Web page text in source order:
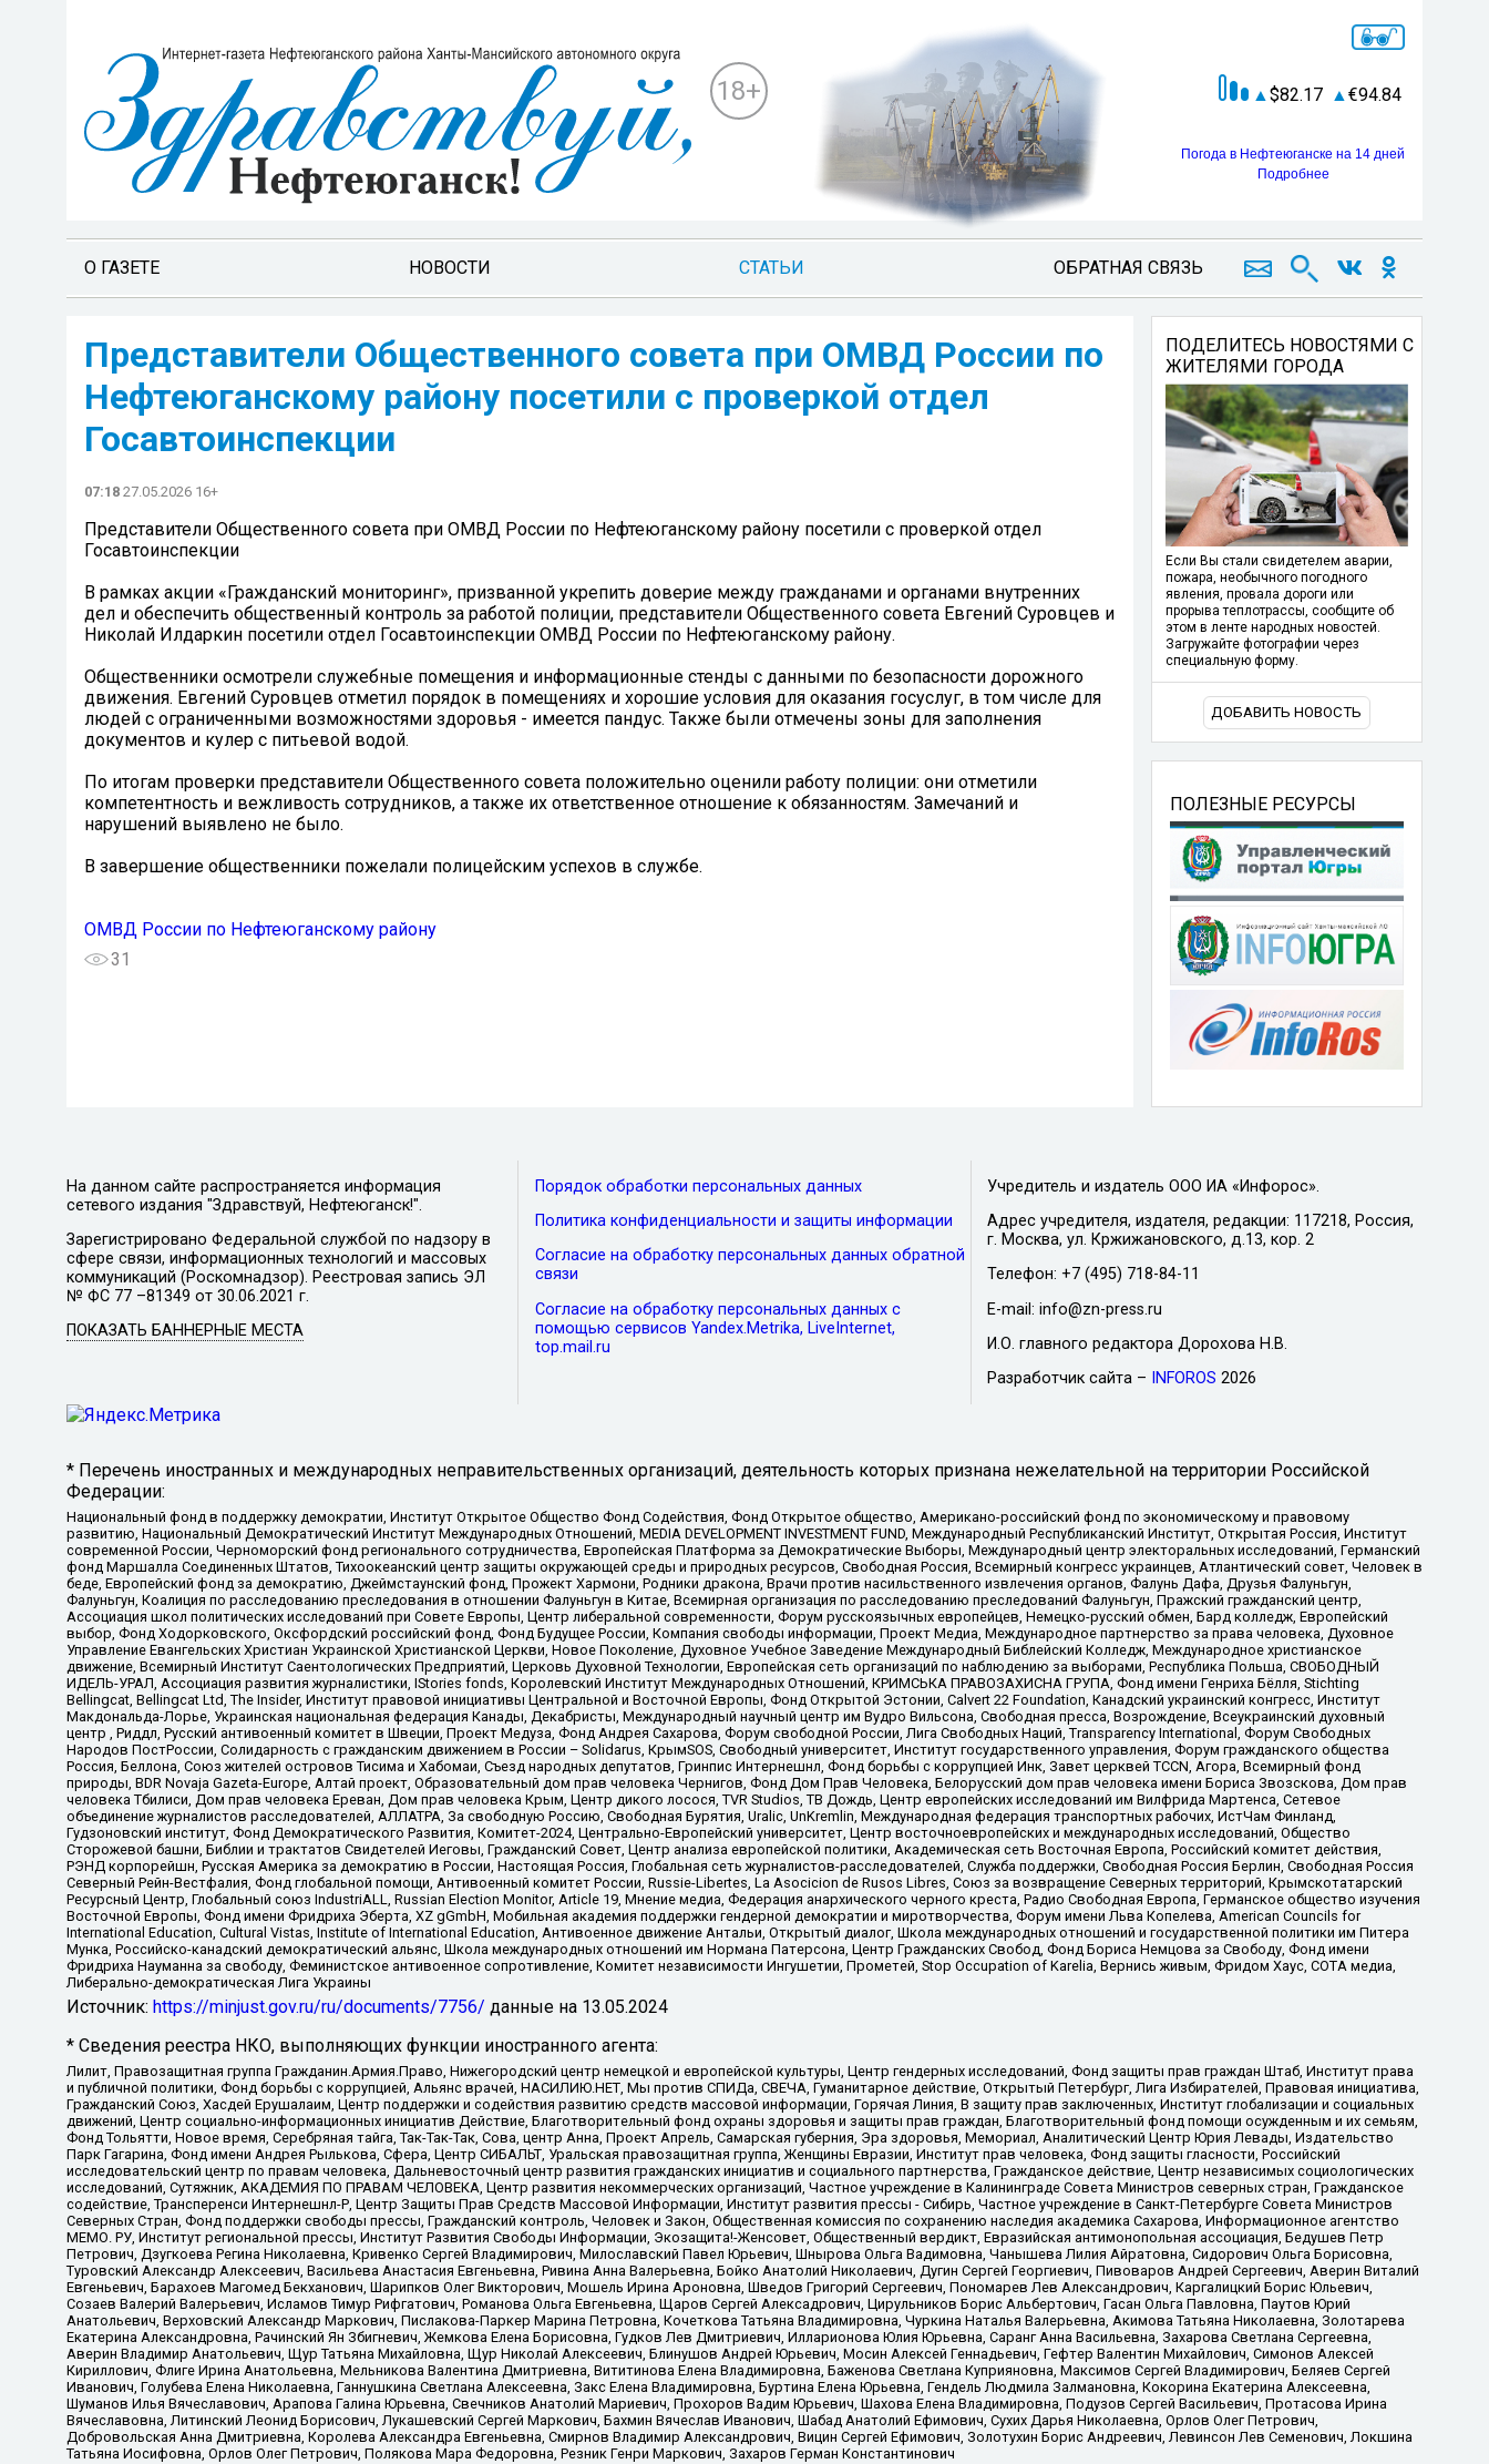
18+ 82.17 94.84
Погода в Нефтеюганске на 14 дней
Подробнее
О ГАЗЕТЕ НОВОСТИ СТАТЬИ ОБРАТНАЯ СВЯЗЬ
Представители Общественного совета при ОМВД России по
Нефтеюганскому району посетили с проверкой отдел
Госавтоинспекции
07:18 27.05.2026 16+
Представители Общественного совета при ОМВД России по Нефтеюганскому району посетили с проверкой отдел
Госавтоинспекции
В рамках акции «Гражданский мониторинг», призванной укрепить доверие между гражданами и органами внутренних
дел и обеспечить общественный контроль за работой полиции, представители Общественного совета Евгений Суровцев и
Николай Илдаркин посетили отдел Госавтоинспекции ОМВД России по Нефтеюганскому району.
Общественники осмотрели служебные помещения и информационные стенды с данными по безопасности дорожного
движения. Евгений Суровцев отметил порядок в помещениях и хорошие условия для оказания госуслуг, в том числе для
людей с ограниченными возможностями здоровья - имеется пандус. Также были отмечены зоны для заполнения
документов и кулер с питьевой водой.
По итогам проверки представители Общественного совета положительно оценили работу полиции: они отметили
компетентность и вежливость сотрудников, а также их ответственное отношение к обязанностям. Замечаний и
нарушений выявлено не было.
В завершение общественники пожелали полицейским успехов в службе.
ОМВД России по Нефтеюганскому району
31
ПОДЕЛИТЕСЬ НОВОСТЯМИ С
ЖИТЕЛЯМИ ГОРОДА
Если Вы стали свидетелем аварии,
пожара, необычного погодного
явления, провала дороги или
прорыва теплотрассы, сообщите об
этом в ленте народных новостей.
Загружайте фотографии через
специальную форму.
ДОБАВИТЬ НОВОСТЬ
ПОЛЕЗНЫЕ РЕСУРСЫ
На данном сайте распространяется информация
сетевого издания "Здравствуй, Нефтеюганск!".
Зарегистрировано Федеральной службой по надзору в
сфере связи, информационных технологий и массовых
коммуникаций (Роскомнадзор). Реестровая запись ЭЛ
№ ФС 77 –81349 от 30.06.2021 г.
ПОКАЗАТЬ БАННЕРНЫЕ МЕСТА
Порядок обработки персональных данных
Политика конфиденциальности и защиты информации
Согласие на обработку персональных данных обратной
связи
Согласие на обработку персональных данных с
помощью сервисов Yandex.Metrika, LiveInternet,
top.mail.ru
Учредитель и издатель ООО ИА «Инфорос».
Адрес учредителя, издателя, редакции: 117218, Россия,
г. Москва, ул. Кржижановского, д.13, кор. 2
Телефон: +7 (495) 718-84-11
E-mail: info@zn-press.ru
И.О. главного редактора Дорохова Н.В.
Разработчик сайта – INFOROS 2026
* Перечень иностранных и международных неправительственных организаций, деятельность которых признана нежелательной на территории Российской
Федерации:
Национальный фонд в поддержку демократии, Институт Открытое Общество Фонд Содействия, Фонд Открытое общество, Американо-российский фонд по экономическому и правовому
развитию, Национальный Демократический Институт Международных Отношений, MEDIA DEVELOPMENT INVESTMENT FUND, Международный Республиканский Институт, Открытая Россия, Институт
современной России, Черноморский фонд регионального сотрудничества, Европейская Платформа за Демократические Выборы, Международный центр электоральных исследований, Германский
фонд Маршалла Соединенных Штатов, Тихоокеанский центр защиты окружающей среды и природных ресурсов, Свободная Россия, Всемирный конгресс украинцев, Атлантический совет, Человек в
беде, Европейский фонд за демократию, Джеймстаунский фонд, Прожект Хармони, Родники дракона, Врачи против насильственного извлечения органов, Фалунь Дафа, Друзья Фалуньгун,
Фалуньгун, Коалиция по расследованию преследования в отношении Фалуньгун в Китае, Всемирная организация по расследованию преследований Фалуньгун, Пражский гражданский центр,
Ассоциация школ политических исследований при Совете Европы, Центр либеральной современности, Форум русскоязычных европейцев, Немецко-русский обмен, Бард колледж, Европейский
выбор, Фонд Ходорковского, Оксфордский российский фонд, Фонд Будущее России, Компания свободы информации, Проект Медиа, Международное партнерство за права человека, Духовное
Управление Евангельских Христиан Украинской Христианской Церкви, Новое Поколение, Духовное Учебное Заведение Международный Библейский Колледж, Международное христианское
движение, Всемирный Институт Саентологических Предприятий, Церковь Духовной Технологии, Европейская сеть организаций по наблюдению за выборами, Республика Польша, СВОБОДНЫЙ
ИДЕЛЬ-УРАЛ, Ассоциация развития журналистики, IStories fonds, Королевский Институт Международных Отношений, КРИМСЬКА ПРАВОЗАХИСНА ГРУПА, Фонд имени Генриха Бёлля, Stichting
Bellingcat, Bellingcat Ltd, The Insider, Институт правовой инициативы Центральной и Восточной Европы, Фонд Открытой Эстонии, Calvert 22 Foundation, Канадский украинский конгресс, Институт
Макдональда-Лорье, Украинская национальная федерация Канады, Декабристы, Международный научный центр им Вудро Вильсона, Свободная пресса, Возрождение, Всеукраинский духовный
центр , Риддл, Русский антивоенный комитет в Швеции, Проект Медуза, Фонд Андрея Сахарова, Форум свободной России, Лига Свободных Наций, Transparеncy International, Форум Свободных
Народов ПостРоссии, Солидарность с гражданским движением в России – Solidarus, КрымSOS, Свободный университет, Институт государственного управления, Форум гражданского общества
Россия, Беллона, Союз жителей островов Тисима и Хабомаи, Съезд народных депутатов, Гринпис Интернешнл, Фонд борьбы с коррупцией Инк, Завет церквей TCCN, Агора, Всемирный фонд
природы, BDR Novaja Gazeta-Europe, Алтай проект, Образовательный дом прав человека Чернигов, Фонд Дом Прав Человека, Белорусский дом прав человека имени Бориса Звозскова, Дом прав
человека Тбилиси, Дом прав человека Ереван, Дом прав человека Крым, Центр дикого лосося, TVR Studios, ТВ Дождь, Центр европейских исследований им Вилфрида Мартенса, Сетевое
объединение журналистов расследователей, АЛЛАТРА, За свободную Россию, Свободная Бурятия, Uralic, UnKremlin, Международная федерация транспортных рабочих, ИстЧам Финланд,
Гудзоновский институт, Фонд Демократического Развития, Комитет-2024, Центрально-Европейский университет, Центр восточноевропейских и международных исследований, Общество
Сторожевой башни, Библии и трактатов Свидетелей Иеговы, Гражданский Совет, Центр анализа европейской политики, Академическая сеть Восточная Европа, Российский комитет действия,
РЭНД корпорейшн, Русская Америка за демократию в России, Настоящая Россия, Глобальная сеть журналистов-расследователей, Служба поддержки, Свободная Россия Берлин, Свободная Россия
Северный Рейн-Вестфалия, Фонд глобальной помощи, Антивоенный комитет России, Russie-Libertes, La Asocicion de Rusos Libres, Союз за возвращение Северных территорий, Крымскотатарский
Ресурсный Центр, Глобальный союз IndustriALL, Russian Election Monitor, Article 19, Мнение медиа, Федерация анархического черного креста, Радио Свободная Европа, Германское общество изучения
Восточной Европы, Фонд имени Фридриха Эберта, XZ gGmbH, Мобильная академия поддержки гендерной демократии и миротворчества, Форум имени Льва Копелева, American Councils for
International Education, Cultural Vistas, Institute of International Education, Антивоенное движение Антальи, Открытый диалог, Школа международных отношений и государственной политики им Питера
Мунка, Российско-канадский демократический альянс, Школа международных отношений им Нормана Патерсона, Центр Гражданских Свобод, Фонд Бориса Немцова за Свободу, Фонд имени
Фридриха Науманна за свободу, Феминистское антивоенное сопротивление, Комитет независимости Ингушетии, Прометей, Stop Occupation of Karelia, Вернись живым, Фридом Хаус, СОТА медиа,
Либерально-демократическая Лига Украины
Источник: https://minjust.gov.ru/ru/documents/7756/ данные на 13.05.2024
* Сведения реестра НКО, выполняющих функции иностранного агента:
Лилит, Правозащитная группа Гражданин.Армия.Право, Нижегородский центр немецкой и европейской культуры, Центр гендерных исследований, Фонд защиты прав граждан Штаб, Институт права
и публичной политики, Фонд борьбы с коррупцией, Альянс врачей, НАСИЛИЮ.НЕТ, Мы против СПИДа, СВЕЧА, Гуманитарное действие, Открытый Петербург, Лига Избирателей, Правовая инициатива,
Гражданский Союз, Хасдей Ерушалаим, Центр поддержки и содействия развитию средств массовой информации, Горячая Линия, В защиту прав заключенных, Институт глобализации и социальных
движений, Центр социально-информационных инициатив Действие, Благотворительный фонд охраны здоровья и защиты прав граждан, Благотворительный фонд помощи осужденным и их семьям,
Фонд Тольятти, Новое время, Серебряная тайга, Так-Так-Так, Сова, центр Анна, Проект Апрель, Самарская губерния, Эра здоровья, Мемориал, Аналитический Центр Юрия Левады, Издательство
Парк Гагарина, Фонд имени Андрея Рылькова, Сфера, Центр СИБАЛЬТ, Уральская правозащитная группа, Женщины Евразии, Институт прав человека, Фонд защиты гласности, Российский
исследовательский центр по правам человека, Дальневосточный центр развития гражданских инициатив и социального партнерства, Гражданское действие, Центр независимых социологических
исследований, Сутяжник, АКАДЕМИЯ ПО ПРАВАМ ЧЕЛОВЕКА, Центр развития некоммерческих организаций, Частное учреждение в Калининграде Совета Министров северных стран, Гражданское
содействие, Трансперенси Интернешнл-Р, Центр Защиты Прав Средств Массовой Информации, Институт развития прессы - Сибирь, Частное учреждение в Санкт-Петербурге Совета Министров
Северных Стран, Фонд поддержки свободы прессы, Гражданский контроль, Человек и Закон, Общественная комиссия по сохранению наследия академика Сахарова, Информационное агентство
МЕМО. РУ, Институт региональной прессы, Институт Развития Свободы Информации, Экозащита!-Женсовет, Общественный вердикт, Евразийская антимонопольная ассоциация, Бедушев Петр
Петрович, Дзугкоева Регина Николаевна, Кривенко Сергей Владимирович, Милославский Павел Юрьевич, Шнырова Ольга Вадимовна, Чанышева Лилия Айратовна, Сидорович Ольга Борисовна,
Туровский Александр Алексеевич, Васильева Анастасия Евгеньевна, Ривина Анна Валерьевна, Бойко Анатолий Николаевич, Дугин Сергей Георгиевич, Пивоваров Андрей Сергеевич, Аверин Виталий
Евгеньевич, Барахоев Магомед Бекханович, Шарипков Олег Викторович, Мошель Ирина Ароновна, Шведов Григорий Сергеевич, Пономарев Лев Александрович, Каргалицкий Борис Юльевич,
Созаев Валерий Валерьевич, Исламов Тимур Рифгатович, Романова Ольга Евгеньевна, Щаров Сергей Алексадрович, Цирульников Борис Альбертович, Гасан Ольга Павловна, Паутов Юрий
Анатольевич, Верховский Александр Маркович, Пислакова-Паркер Марина Петровна, Кочеткова Татьяна Владимировна, Чуркина Наталья Валерьевна, Акимова Татьяна Николаевна, Золотарева
Екатерина Александровна, Рачинский Ян Збигневич, Жемкова Елена Борисовна, Гудков Лев Дмитриевич, Илларионова Юлия Юрьевна, Саранг Анна Васильевна, Захарова Светлана Сергеевна,
Аверин Владимир Анатольевич, Щур Татьяна Михайловна, Щур Николай Алексеевич, Блинушов Андрей Юрьевич, Мосин Алексей Геннадьевич, Гефтер Валентин Михайлович, Симонов Алексей
Кириллович, Флиге Ирина Анатольевна, Мельникова Валентина Дмитриевна, Вититинова Елена Владимировна, Баженова Светлана Куприяновна, Максимов Сергей Владимирович, Беляев Сергей
Иванович, Голубева Елена Николаевна, Ганнушкина Светлана Алексеевна, Закс Елена Владимировна, Буртина Елена Юрьевна, Гендель Людмила Залмановна, Кокорина Екатерина Алексеевна,
Шуманов Илья Вячеславович, Арапова Галина Юрьевна, Свечников Анатолий Мариевич, Прохоров Вадим Юрьевич, Шахова Елена Владимировна, Подузов Сергей Васильевич, Протасова Ирина
Вячеславовна, Литинский Леонид Борисович, Лукашевский Сергей Маркович, Бахмин Вячеслав Иванович, Шабад Анатолий Ефимович, Сухих Дарья Николаевна, Орлов Олег Петрович,
Добровольская Анна Дмитриевна, Королева Александра Евгеньевна, Смирнов Владимир Александрович, Вицин Сергей Ефимович, Золотухин Борис Андреевич, Левинсон Лев Семенович, Локшина
Татьяна Иосифовна, Орлов Олег Петрович, Полякова Мара Федоровна, Резник Генри Маркович, Захаров Герман Константинович